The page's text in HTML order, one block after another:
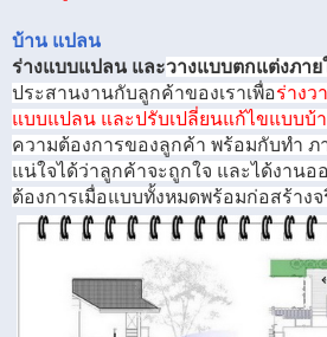
บ้าน แปลน
ร่างแบบแปลน และวางแบบตกแต่งภา
ประสานงานกับลูกค้าของเราเพื่อร่างว
แบบแปลน และปรับเปลี่ยนแก้ไขแบบบ้
ความต้องการของลูกค้า พร้อมกับทำ ภ
แน่ใจได้ว่าลูกค้าจะถูกใจ และได้งาน
ต้องการเมื่อแบบทั้งหมดพร้อมก่อสร้างจ